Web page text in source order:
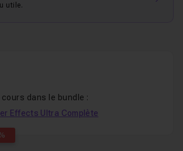
utile.
dans le bundle :
Effects Ultra Complète